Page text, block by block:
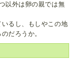
以外は卵の親では無
るし、もしやこの地
だろうか。